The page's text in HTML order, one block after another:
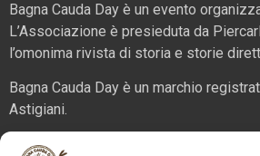
Bagna Cauda Day è un evento
L’Associazione è presieduta da
l’omonima rivista di storia e storie
Bagna Cauda Day è un marchio
Astigiani.
La nostra sede è in via San Martino 2